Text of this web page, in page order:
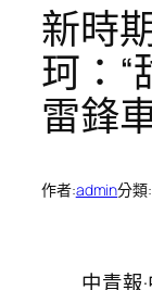
新時
珂：“
雷鋒
作者:admin分類:
中青報